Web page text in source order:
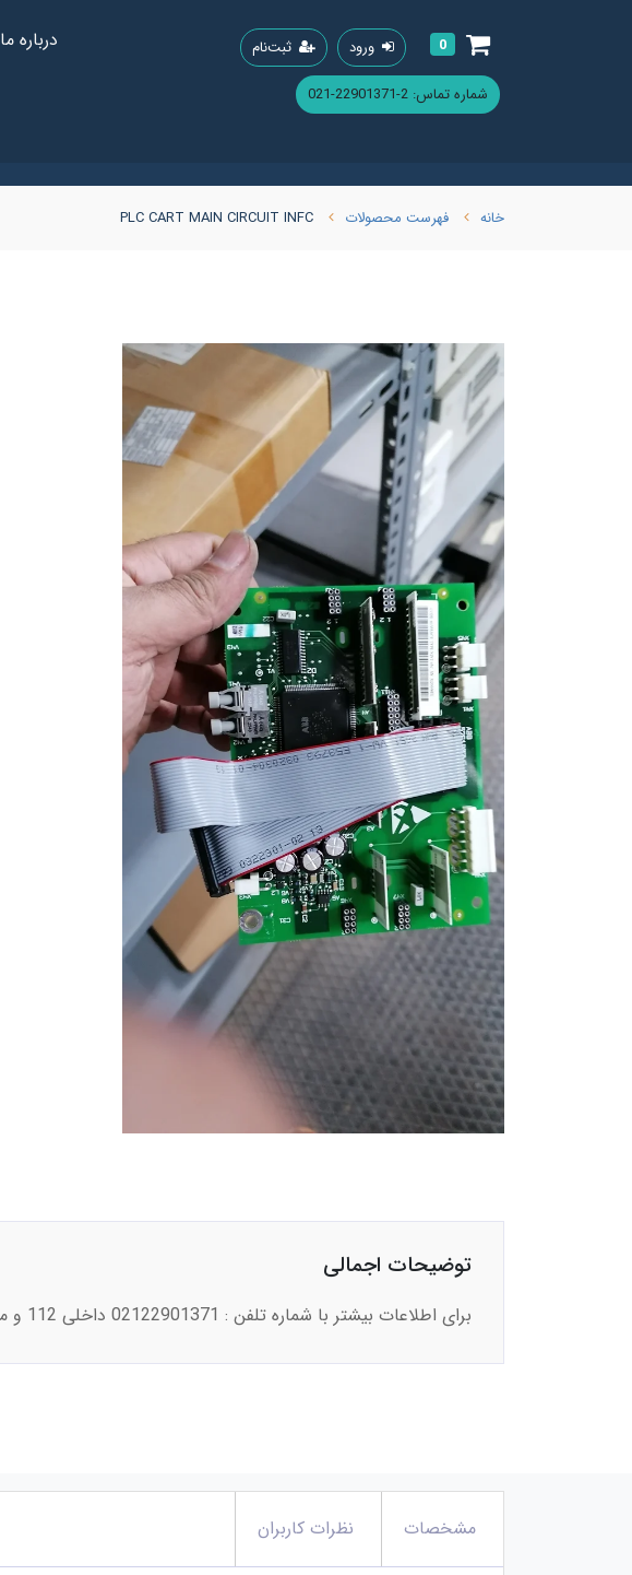
0 ورود ثبت‌نام
شماره تماس: 2-22901371-021
درباره ما
خانه فهرست محصولات PLC CART MAIN CIRCUIT INFC
توضیحات اجمالی
برای اطلاعات بیشتر با شماره تلفن : 02122901371 داخلی 112 و موبایل : 09917131206 تماس حاصل فرمایید.
مشخصات نظرات کاربران